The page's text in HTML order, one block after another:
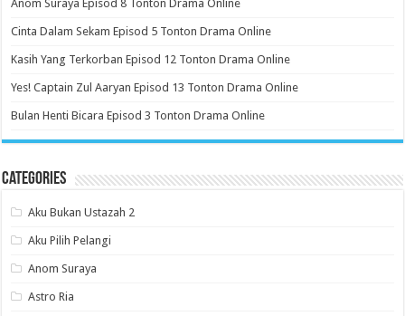
Anom Suraya Episod 8 Tonton Drama Online
Cinta Dalam Sekam Episod 5 Tonton Drama Online
Kasih Yang Terkorban Episod 12 Tonton Drama Online
Yes! Captain Zul Aaryan Episod 13 Tonton Drama Online
Bulan Henti Bicara Episod 3 Tonton Drama Online
Categories
Aku Bukan Ustazah 2
Aku Pilih Pelangi
Anom Suraya
Astro Ria